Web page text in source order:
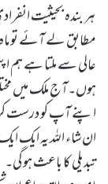
ہر بندہ بحیثیت
مطابق لے آئے تو
عالی سے ملتا ہے ہم
ہوں۔آج ملک میں
اپنے آپ کو درست
ان شاء اللہ یہ
تبدیلی کا باعث ہوگی۔